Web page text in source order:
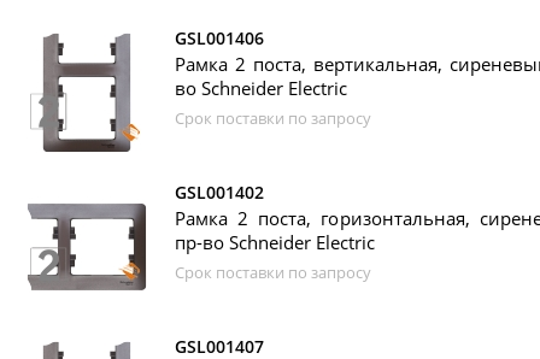
GSL001406
Рамка 2 поста, вертикальная,
во Schneider Electric
Срок поставки по запросу
GSL001402
Рамка 2 поста, горизонтальная,
пр-во Schneider Electric
Срок поставки по запросу
GSL001407